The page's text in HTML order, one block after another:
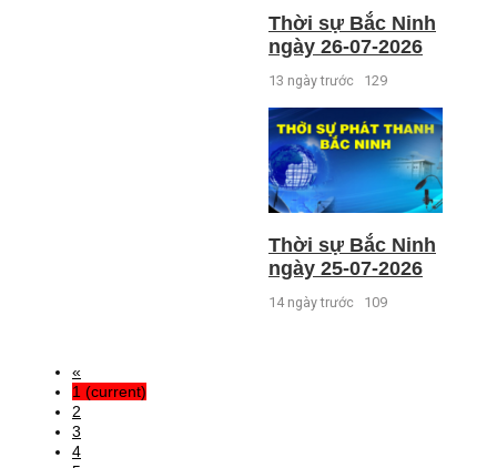
Thời sự Bắc Ninh
ngày 26-07-2026
13 ngày trước 129
Thời sự Bắc Ninh
ngày 25-07-2026
14 ngày trước 109
«
1 (current)
2
3
4